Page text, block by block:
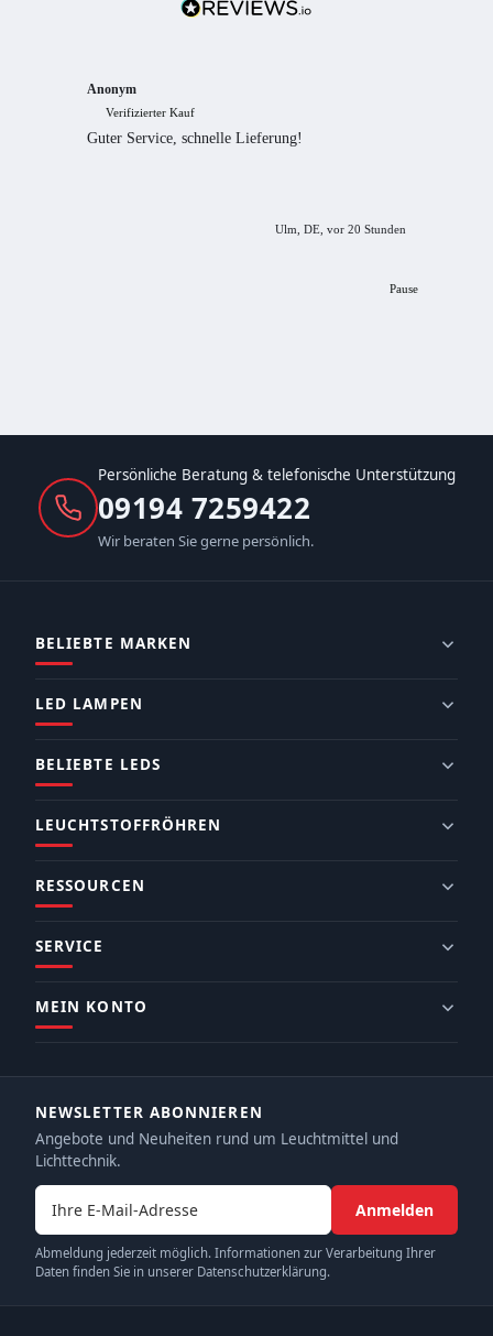
Anonym
Verifizierter Kauf
Guter Service, schnelle Lieferung!
Ulm, DE, vor 20 Stunden
Pause
Persönliche Beratung & telefonische Unterstützung
09194 7259422
Wir beraten Sie gerne persönlich.
BELIEBTE MARKEN
LED LAMPEN
BELIEBTE LEDS
LEUCHTSTOFFRÖHREN
RESSOURCEN
SERVICE
MEIN KONTO
NEWSLETTER ABONNIEREN
Angebote und Neuheiten rund um Leuchtmittel und
Lichttechnik.
E-Mail-Adresse
Anmelden
Abmeldung jederzeit möglich. Informationen zur Verarbeitung Ihrer
Daten finden Sie in unserer Datenschutzerklärung.